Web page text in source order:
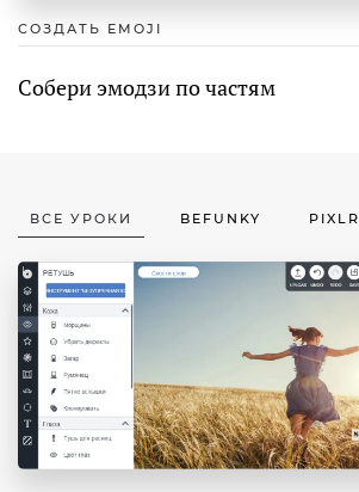
СОЗДАТЬ EMOJI
Собери эмодзи по частям
ВСЕ УРОКИ BEFUNKY PIXLR